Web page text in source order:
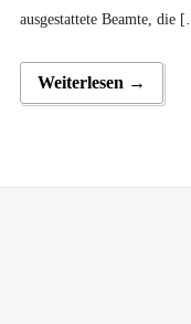
ausgestattete Beamte, die
Weiterlesen →